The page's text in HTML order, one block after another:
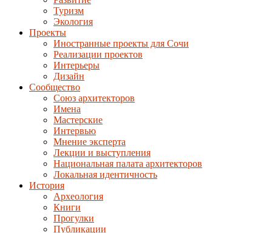
Туризм
Экология
Проекты
Иностранные проекты для Сочи
Реализации проектов
Интерьеры
Дизайн
Сообщество
Союз архитекторов
Имена
Мастерские
Интервью
Мнение эксперта
Лекции и выступления
Национальная палата архитекторов
Локальная идентичность
История
Археология
Книги
Прогулки
Публикации